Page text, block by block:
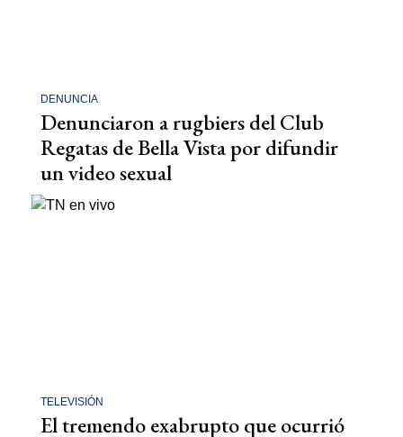
DENUNCIA
Denunciaron a rugbiers del Club
Regatas de Bella Vista por difundir
un video sexual
TELEVISIÓN
El tremendo exabrupto que ocurrió